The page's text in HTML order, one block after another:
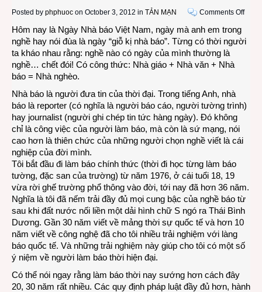
Posted by phphuoc on October 3, 2012 in TẢN MẠN Comments Offon
nhà
Hôm nay là Ngày Nhà báo Việt Nam, ngày mà anh em trong
nghề hay nói đùa là ngày “giỗ kị nhà báo”. Từng có thời người
ta kháo nhau rằng: nghề nào có ngày của mình thường là
nghề… chết đói! Có công thức: Nhà giáo + Nhà văn + Nhà
báo = Nhà nghèo.
Nhà báo là người đưa tin của thời đại. Trong tiếng Anh, nhà
báo là reporter (có nghĩa là người báo cáo, người tường trình)
hay journalist (người ghi chép tin tức hàng ngày). Đó không
chỉ là công việc của người làm báo, mà còn là sứ mạng, nói
cao hơn là thiên chức của những người chọn nghề viết là cái
nghiệp của đời mình.
Tôi bắt đầu đi làm báo chính thức (thời đi học từng làm báo
tường, đặc san của trường) từ năm 1976, ở cái tuổi 18, 19
vừa rời ghế trường phổ thông vào đời, tới nay đã hơn 36 năm.
Nghĩa là tôi đã nếm trải đầy đủ mọi cung bậc của nghề báo từ
sau khi đất nước nối liền một dải hình chữ S ngó ra Thái Bình
Dương. Gần 30 năm viết về mảng thời sự quốc tế và hơn 10
năm viết về công nghệ đã cho tôi nhiều trải nghiệm với làng
báo quốc tế. Và những trải nghiệm này giúp cho tôi có một số
ý niệm về người làm báo thời hiện đại.
Có thể nói ngay rằng làm báo thời nay sướng hơn cách đây
20, 30 năm rất nhiều. Các quy định pháp luật đầy đủ hơn, hành